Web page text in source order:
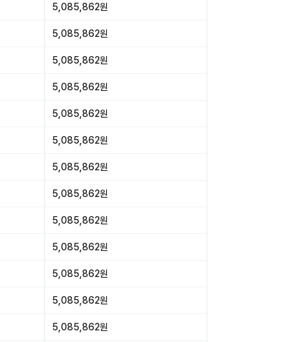
5,085,862원
5,085,862원
5,085,862원
5,085,862원
5,085,862원
5,085,862원
5,085,862원
5,085,862원
5,085,862원
5,085,862원
5,085,862원
5,085,862원
5,085,862원